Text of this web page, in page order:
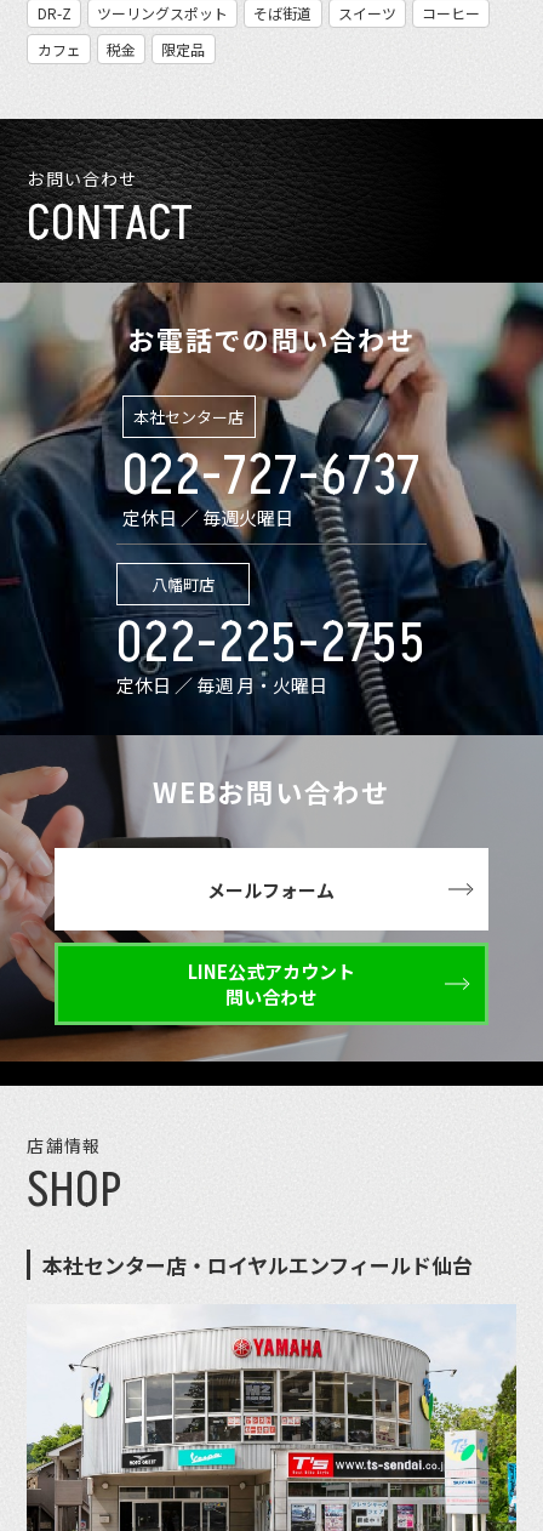
DR-Z
ツーリングスポット そば街道 スイーツ
コーヒー
カフェ
税金 限定品
お問い合わせ
CONTACT
お電話での問い合わせ
本社センター店
022-727-6737
定休日 ／ 毎週火曜日
八幡町店
022-225-2755
定休日 ／ 毎週 月・火曜日
WEBお問い合わせ
メールフォーム
LINE公式アカウント
問い合わせ
店舗情報
SHOP
本社センター店・ロイヤルエンフィールド仙台